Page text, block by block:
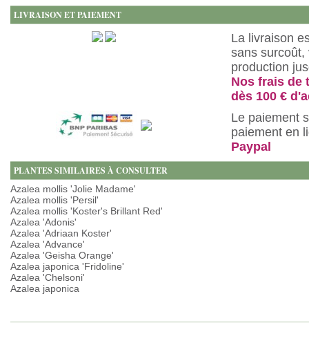
LIVRAISON ET PAIEMENT
La livraison
sans surcoût,
production
Nos frais de
dès 100 €
Le paiement
paiement en
Paypal
PLANTES SIMILAIRES À CONSULTER
Azalea mollis 'Jolie Madame'
Azalea mollis 'Persil'
Azalea mollis 'Koster's Brillant Red'
Azalea 'Adonis'
Azalea 'Adriaan Koster'
Azalea 'Advance'
Azalea 'Geisha Orange'
Azalea japonica 'Fridoline'
Azalea 'Chelsoni'
Azalea japonica